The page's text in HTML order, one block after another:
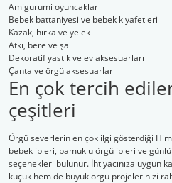
Amigurumi oyuncaklar
Bebek battaniyesi ve bebek kıyafetleri
Kazak, hırka ve yelek
Atkı, bere ve şal
Dekoratif yastık ve ev aksesuarları
Çanta ve örgü aksesuarları
En çok tercih
çeşitleri
Örgü severlerin en çok ilgi gösterdiği
bebek ipleri, pamuklu örgü ipleri ve
seçenekleri bulunur. İhtiyacınıza uygun
küçük hem de büyük örgü projelerinizi